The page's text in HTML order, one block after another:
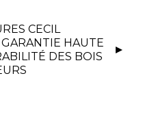
CECIL
HAUTE
DES BOIS